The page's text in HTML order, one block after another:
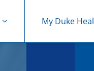
My Duke